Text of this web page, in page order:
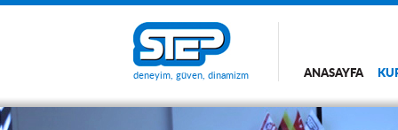
deneyim, güven, dinamizm ANASAYFA